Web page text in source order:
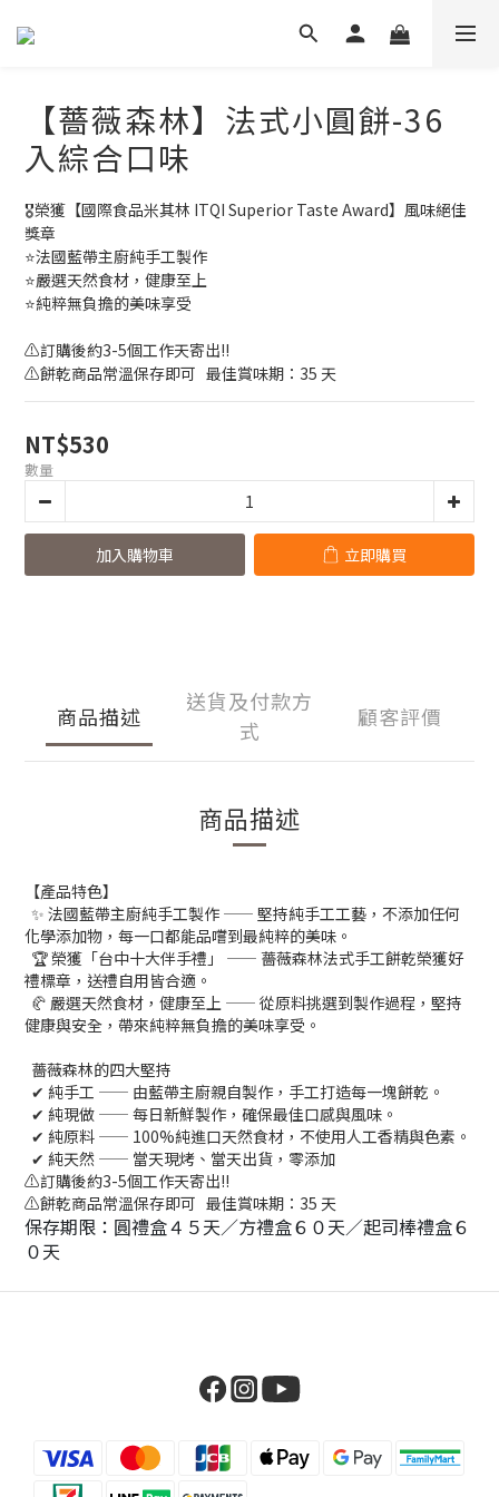
【薔薇森林】法式小圓餅-36
入綜合口味
🎖️榮獲【國際食品米其林 ITQI Superior Taste Award】風味絕佳
獎章
⭐法國藍帶主廚純手工製作
⭐嚴選天然食材，健康至上
⭐純粹無負擔的美味享受
⚠️訂購後約3-5個工作天寄出!!
⚠️餅乾商品常溫保存即可   最佳賞味期：35 天
NT$530
數量
加入購物車 立即購買
商品描述
送貨及付款方
式
顧客評價
商品描述
【產品特色】
✨ 法國藍帶主廚純手工製作 —— 堅持純手工工藝，不添加任何
化學添加物，每一口都能品嚐到最純粹的美味。
🏆 榮獲「台中十大伴手禮」 —— 薔薇森林法式手工餅乾榮獲好
禮標章，送禮自用皆合適。
🥐 嚴選天然食材，健康至上 —— 從原料挑選到製作過程，堅持
健康與安全，帶來純粹無負擔的美味享受。
薔薇森林的四大堅持
✔ 純手工 —— 由藍帶主廚親自製作，手工打造每一塊餅乾。
✔ 純現做 —— 每日新鮮製作，確保最佳口感與風味。
✔ 純原料 —— 100%純進口天然食材，不使用人工香精與色素。
✔ 純天然 —— 當天現烤、當天出貨，零添加
⚠️訂購後約3-5個工作天寄出!!
⚠️餅乾商品常溫保存即可 最佳賞味期：35 天
保存期限：圓禮盒４５天／方禮盒６０天／起司棒禮盒６
０天